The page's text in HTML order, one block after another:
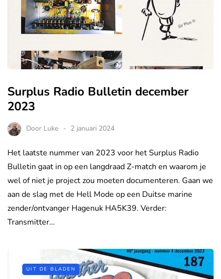
Surplus Radio Bulletin december
2023
Door Luke 2 januari 2024
Het laatste nummer van 2023 voor het Surplus Radio
Bulletin gaat in op een langdraad Z-match en waarom je
wel of niet je project zou moeten documenteren. Gaan we
aan de slag met de Hell Mode op een Duitse marine
zender/ontvanger Hagenuk HA5K39. Verder:
Transmitter…
UIT DE BLADEN